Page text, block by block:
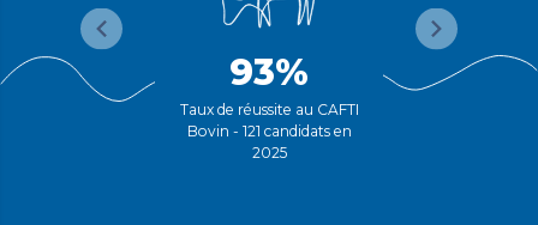
93%
Taux de réussite au CAFTI
Bovin - 121 candidats en
2025